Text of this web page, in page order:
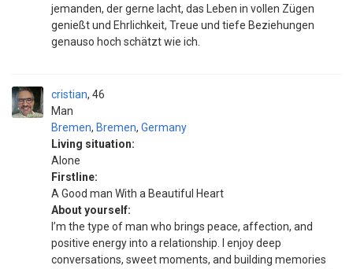
jemanden, der gerne lacht, das Leben in vollen Zügen
genießt und Ehrlichkeit, Treue und tiefe Beziehungen
genauso hoch schätzt wie ich.
cristian
Man
46
Bremen, Bremen, Germany
Living situation:
Alone
Firstline:
A Good man With a Beautiful Heart
About yourself:
I’m the type of man who brings peace, affection, and
positive energy into a relationship. I enjoy deep
conversations, sweet moments, and building memories